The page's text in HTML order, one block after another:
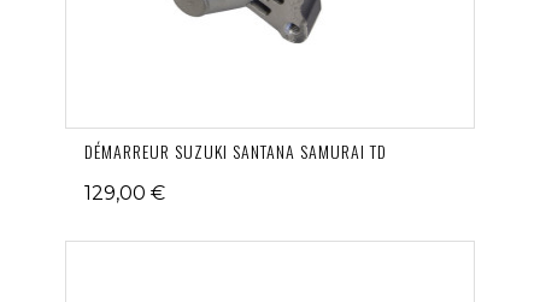
DÉMARREUR SUZUKI SANTANA SAMURAI TD
129,00 €